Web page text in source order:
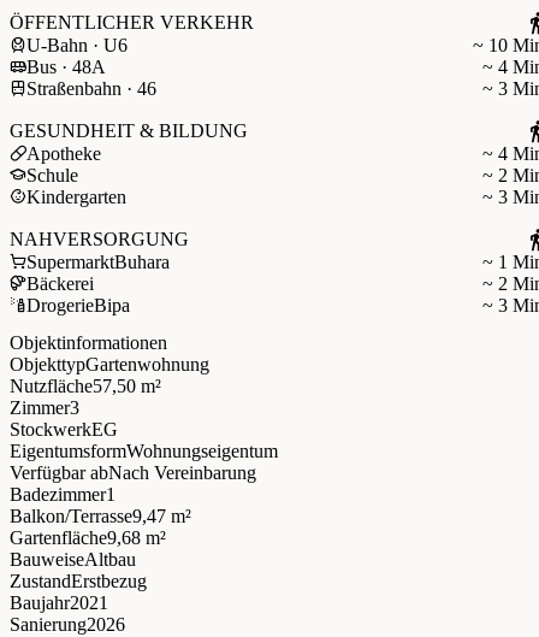
ÖFFENTLICHER VERKEHR
U-Bahn · U6
~ 10
Bus · 48A
~ 4
Straßenbahn · 46
~ 3
GESUNDHEIT & BILDUNG
Apotheke
~ 4
Schule
~ 2
Kindergarten
~ 3
NAHVERSORGUNG
SupermarktBuhara
~ 1
Bäckerei
~ 2
DrogerieBipa
~ 3
Objektinformationen
ObjekttypGartenwohnung
Nutzfläche57,50 m²
Zimmer3
StockwerkEG
EigentumsformWohnungseigentum
Verfügbar abNach Vereinbarung
Badezimmer1
Balkon/Terrasse9,47 m²
Gartenfläche9,68 m²
BauweiseAltbau
ZustandErstbezug
Baujahr2021
Sanierung2026